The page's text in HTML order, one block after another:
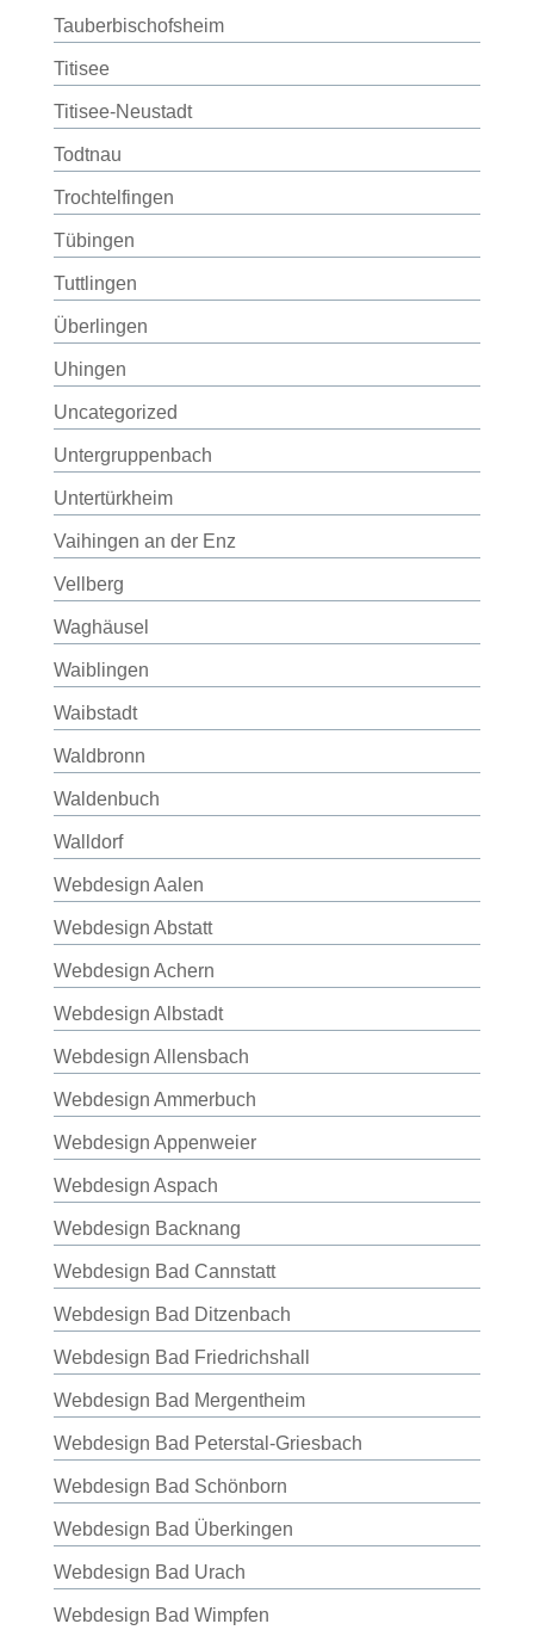
Tauberbischofsheim
Titisee
Titisee-Neustadt
Todtnau
Trochtelfingen
Tübingen
Tuttlingen
Überlingen
Uhingen
Uncategorized
Untergruppenbach
Untertürkheim
Vaihingen an der Enz
Vellberg
Waghäusel
Waiblingen
Waibstadt
Waldbronn
Waldenbuch
Walldorf
Webdesign Aalen
Webdesign Abstatt
Webdesign Achern
Webdesign Albstadt
Webdesign Allensbach
Webdesign Ammerbuch
Webdesign Appenweier
Webdesign Aspach
Webdesign Backnang
Webdesign Bad Cannstatt
Webdesign Bad Ditzenbach
Webdesign Bad Friedrichshall
Webdesign Bad Mergentheim
Webdesign Bad Peterstal-Griesbach
Webdesign Bad Schönborn
Webdesign Bad Überkingen
Webdesign Bad Urach
Webdesign Bad Wimpfen